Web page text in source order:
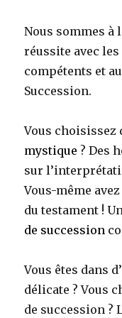
Nous sommes à
réussite avec
compétents et
Succession.
Vous choisissez
mystique ? Des
sur
Vous-même
du testament !
de succession
Vous êtes dans
délicate ? Vous
de succession ?